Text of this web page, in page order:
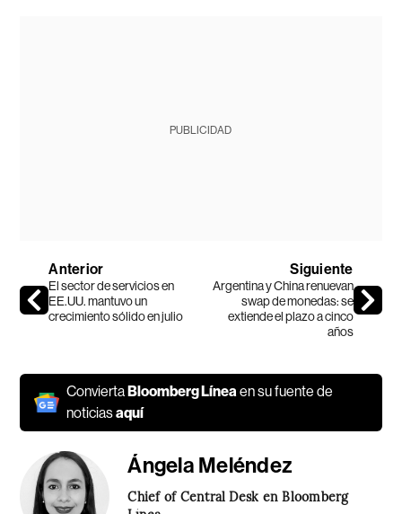
PUBLICIDAD
Anterior
El sector de servicios en
EE.UU. mantuvo un
crecimiento sólido en julio
Siguiente
Argentina y China renuevan
swap de monedas: se
extiende el plazo a cinco
años
ConviertaBloomberg Líneaen su fuente de
noticiasaquí
Ángela Meléndez
Chief of Central Desk en Bloomberg